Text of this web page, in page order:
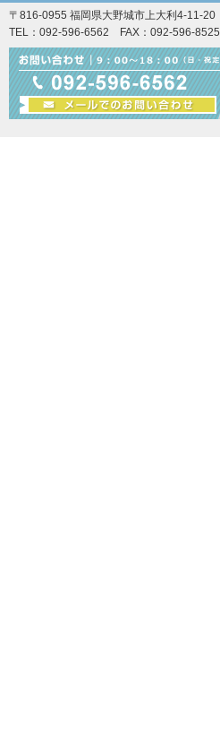
〒816-0955 福岡県大野城市上大利4-11-20
TEL：092-596-6562 FAX：092-596-8525